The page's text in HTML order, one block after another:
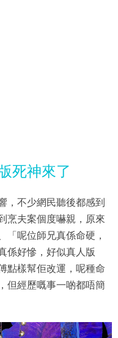
死神來了
，不少網民聽後都感到
烹夫案個度嚇親，原來
「呢位師兄真係命硬，
係好慘，好似真人版
點樣幫佢改運，呢種命
但經歷嘅事一啲都唔簡